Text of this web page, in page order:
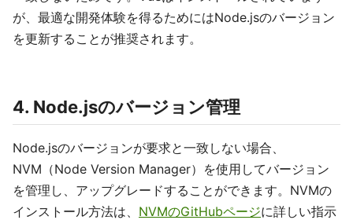
が、最適な開発体験を得るためにはNode.jsのバージョン
を更新することが推奨されます。
4. Node.jsのバージョン管理
Node.jsのバージョンが要求と一致しない場合、
NVM（Node Version Manager）を使用してバージョン
を管理し、アップグレードすることができます。NVMの
インストール方法は、 NVMのGitHubページに詳しい指示